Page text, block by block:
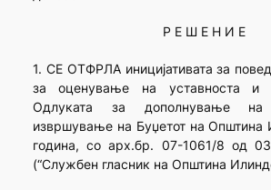
Р Е Ш Е Н И Е
1. СЕ ОТФРЛА иницијативата за
за оценување на уставноста и
Одлуката за дополнување
извршување на Буџетот на Општина
година, со арх.бр. 07-1061/8 од
(“Службен гласник на Општина